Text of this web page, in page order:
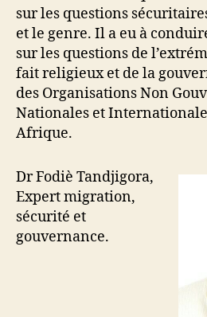
sur les questions
et le genre. Il a eu à
sur les questions de
fait religieux et de la
des Organisations Non
Nationales et
Afrique.
Dr Fodiè Tandjigora,
Expert migration,
sécurité et
gouvernance.